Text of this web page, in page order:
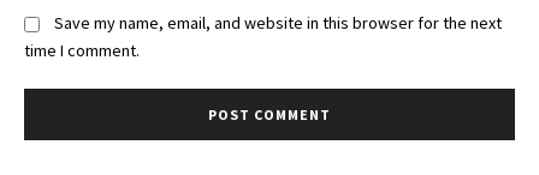
Save my name, email, and website in this browser for the next
time I comment.